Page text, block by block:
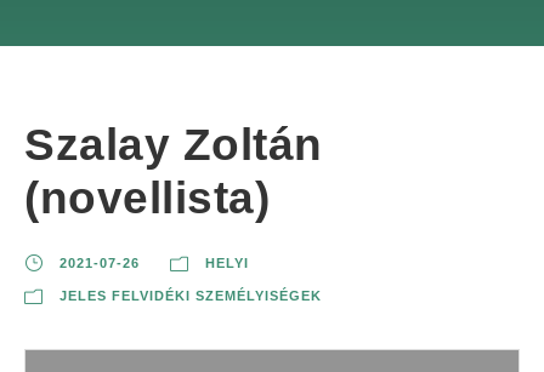
Szalay Zoltán
(novellista)
2021-07-26 HELYI
JELES FELVIDÉKI SZEMÉLYISÉGEK